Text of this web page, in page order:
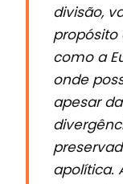
divisão,
propósito
como a
onde
apesar
apolítica.